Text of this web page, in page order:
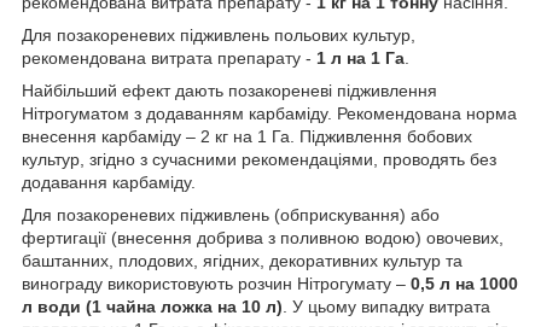
Для позакореневих підживлень польових культур,
рекомендована витрата препарату - 1 л на 1 Га.
Найбільший ефект дають позакореневі підживлення
Нітрогуматом з додаванням карбаміду. Рекомендована норма
внесення карбаміду – 2 кг на 1 Га. Підживлення бобових
культур, згідно з сучасними рекомендаціями, проводять без
додавання карбаміду.
Для позакореневих підживлень (обприскування) або
фертигації (внесення добрива з поливною водою) овочевих,
баштанних, плодових, ягідних, декоративних культур та
винограду використовують розчин Нітрогумату – 0,5 л на 1000
л води (1 чайна ложка на 10 л). У цьому випадку витрата